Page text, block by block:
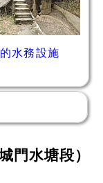
水務設施
門水塘段）